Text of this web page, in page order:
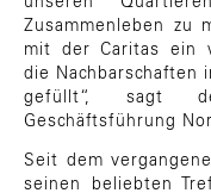
Zusammenleben zu
mit der Caritas ein
die Nachbarschaften
gefüllt“, sagt
Geschäftsführung
Seit dem
seinen beliebten